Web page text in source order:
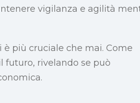
vigilanza e agilità
più cruciale che mai. Come
futuro, rivelando se può